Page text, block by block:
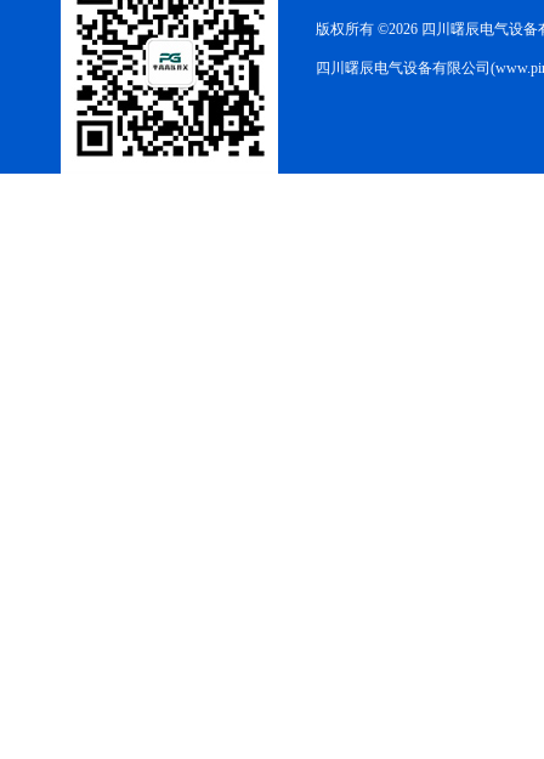
版权所有 ©2026 四川曙辰电气设
四川曙辰电气设备有限公司